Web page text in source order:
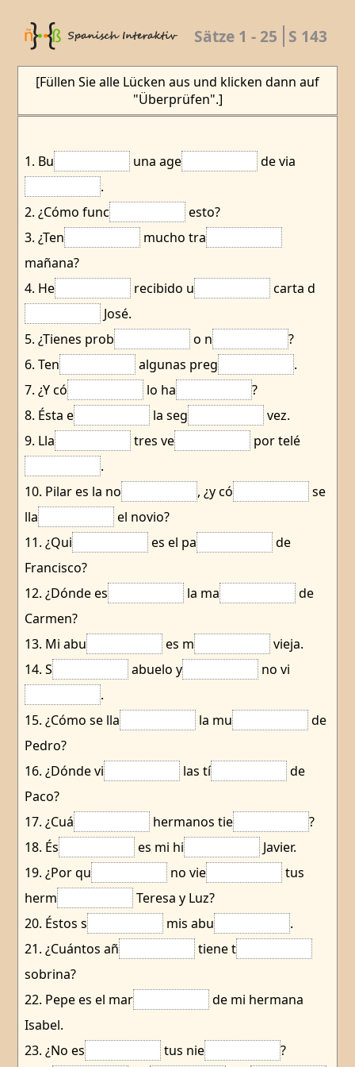
Sätze 1 - 25 S 143
[Füllen Sie alle Lücken aus und klicken dann auf
"Überprüfen".]
1. Bu una age
de via
.
2. ¿Cómo func
esto?
3. ¿Ten
mucho tra
mañana?
4. He
recibido u
carta d
José.
5. ¿Tienes prob
o n
?
6. Ten
algunas preg
.
7. ¿Y có
lo ha
?
8. Ésta e
la seg
vez.
9. Lla
tres ve
por telé
.
10. Pilar es la no
, ¿y có
se
lla
el novio?
11. ¿Qui
es el pa
de
Francisco?
12. ¿Dónde es
la ma
de
Carmen?
13. Mi abu
es m
vieja.
14. S
abuelo y
no vi
.
15. ¿Cómo se lla
la mu
de
Pedro?
16. ¿Dónde vi
las tí
de
Paco?
17. ¿Cuá
hermanos tie
?
18. És
es mi hi
Javier.
19. ¿Por qu
no vie
tus
herm
Teresa y Luz?
20. Éstos s
mis abu
.
21. ¿Cuántos añ
tiene t
sobrina?
22. Pepe es el mar
de mi hermana
Isabel.
23. ¿No es
tus nie
?